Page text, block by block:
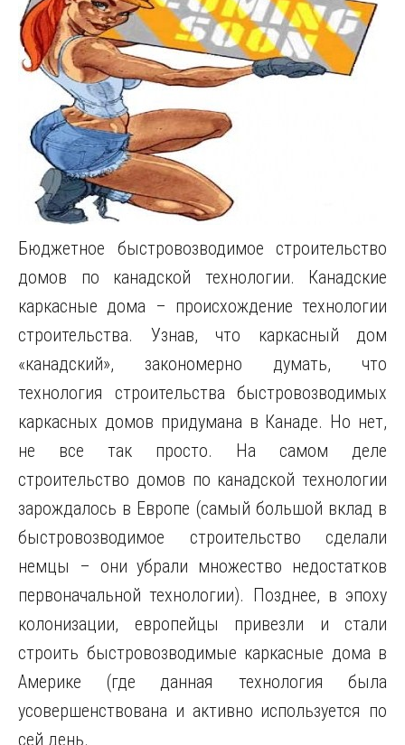
Бюджетное быстровозводимое строительство
домов по канадской технологии. Канадские
каркасные дома – происхождение технологии
строительства. Узнав, что каркасный дом
«канадский», закономерно думать, что
технология строительства быстровозводимых
каркасных домов придумана в Канаде. Но нет,
не все так просто. На самом деле
строительство домов по канадской технологии
зарождалось в Европе (самый большой вклад в
быстровозводимое строительство сделали
немцы – они убрали множество недостатков
первоначальной технологии). Позднее, в эпоху
колонизации, европейцы привезли и стали
строить быстровозводимые каркасные дома в
Америке (где данная технология была
усовершенствована и активно используется по
сей день.